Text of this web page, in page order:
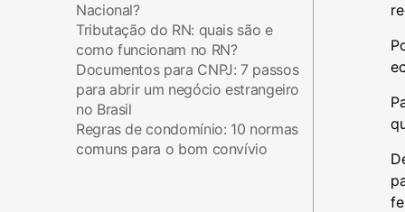
Nacional?
Tributação do RN: quais são e
como funcionam no RN?
Documentos para CNPJ: 7 passos
para abrir um negócio estrangeiro
no Brasil
Regras de condomínio: 10 normas
comuns para o bom convívio